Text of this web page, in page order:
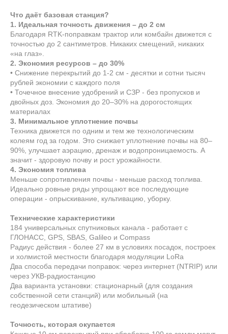
Что даёт базовая станция?
1. Идеальная точность движения – до 2 см
Благодаря RTK-поправкам трактор или комбайн движется с
точностью до 2 сантиметров. Никаких смещений, никаких
«на глаз».
2. Экономия ресурсов – до 30%
• Снижение перекрытий до 1-2 см - десятки и сотни тысяч
рублей экономии с каждого поля
• Точечное внесение удобрений и СЗР - без пропусков и
двойных доз. Экономия до 20–30% на дорогостоящих
материалах
3. Минимальное уплотнение почвы
Техника движется по одним и тем же технологическим
колеям год за годом. Это снижает уплотнение почвы на 80–
90%, улучшает аэрацию, дренаж и водопроницаемость. А
значит - здоровую почву и рост урожайности.
4. Экономия топлива
Меньше сопротивления почвы - меньше расход топлива.
Идеально ровные ряды упрощают все последующие
операции - опрыскивание, культивацию, уборку.
Технические характеристики
184 универсальных спутниковых канала - работает с
ГЛОНАСС, GPS, SBAS, Galileo и Compass
Радиус действия - более 27 км в условиях посадок, построек
и холмистой местности благодаря модуляции LoRa
Два способа передачи поправок: через интернет (NTRIP) или
через УКВ-радиостанцию
Два варианта установки: стационарный (для создания
собственной сети станций) или мобильный (на
геодезическом штативе)
Точность, которая окупается